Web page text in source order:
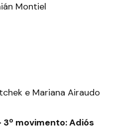
Montiel
e Mariana Airaudo
3º movimento: Adiós